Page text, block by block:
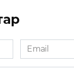
Email
*